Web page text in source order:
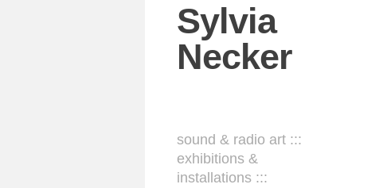
Sylvia
Necker
sound & radio art :::
exhibitions &
installations :::